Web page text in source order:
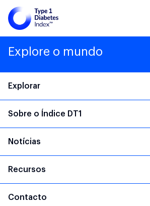
Main Navigation
Explore o mundo
Explorar
Sobre o Índice DT1
Notícias
Recursos
Contacto